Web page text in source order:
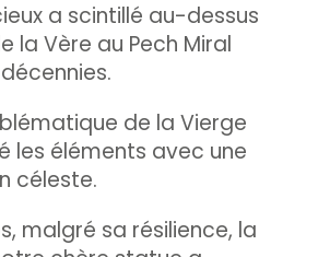
a scintillé au-dessus
la Vère au Pech Miral
de la Vierge
les éléments avec une
céleste.
malgré sa résilience, la